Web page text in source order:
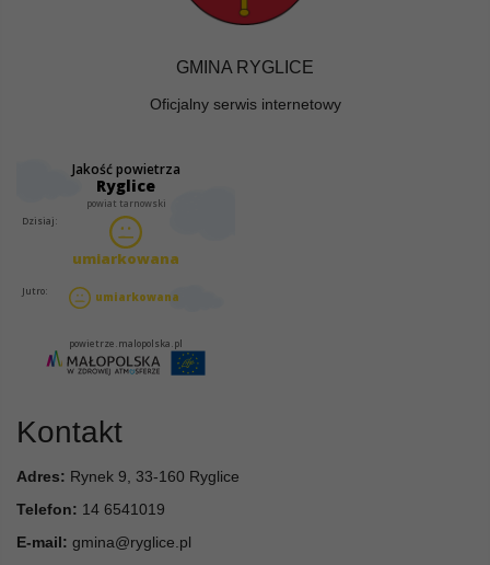
GMINA RYGLICE
Oficjalny serwis internetowy
Kontakt
Adres: Rynek 9, 33-160 Ryglice
Telefon: 14 6541019
E-mail: gmina@ryglice.pl